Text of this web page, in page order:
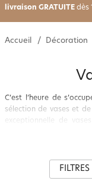
livraison GRATUITE dès
Accueil Décoration
C’est l’heure de
sélection de vases et
exceptionnelle de
formes artistiques et
déclaration de style.
FILTRES